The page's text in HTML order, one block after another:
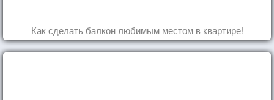
Как сделать балкон любимым местом в квартире!